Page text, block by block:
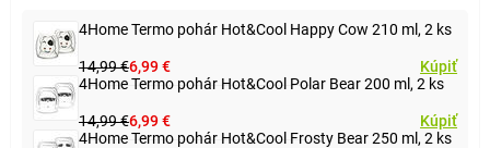
4Home Termo pohár Hot&Cool Happy Cow 210 ml, 2 ks
14,99 €6,99 €
Kúpiť
4Home Termo pohár Hot&Cool Polar Bear 200 ml, 2 ks
14,99 €6,99 €
Kúpiť
4Home Termo pohár Hot&Cool Frosty Bear 250 ml, 2 ks